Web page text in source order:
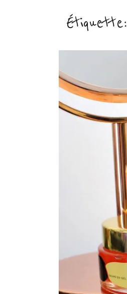
Étiquette :